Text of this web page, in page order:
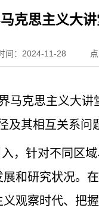
克思主义大
间：2024-11-28
马克思主义大
其相互关系问
，针对不同区
和研究状况。
观察时代、把握